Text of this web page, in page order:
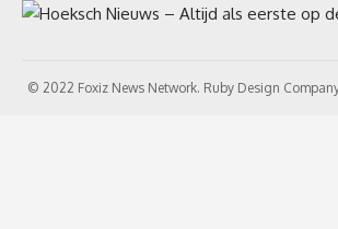
© 2022 Foxiz News Network. Ruby Design